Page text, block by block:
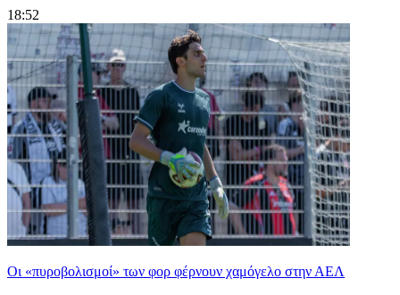
18:52
Οι «πυροβολισμοί» των φορ φέρνουν χαμόγελο στην ΑΕΛ